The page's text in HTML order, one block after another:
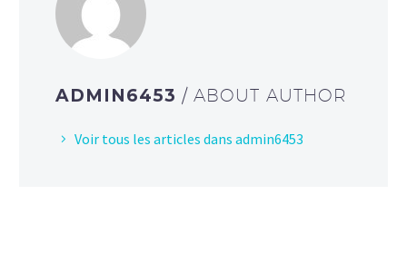
ADMIN6453 / ABOUT AUTHOR
Voir tous les articles dans admin6453